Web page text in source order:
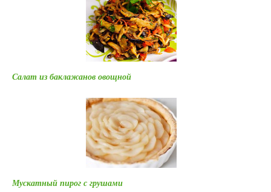
Салат из баклажанов овощной
Мускатный пирог с грушами